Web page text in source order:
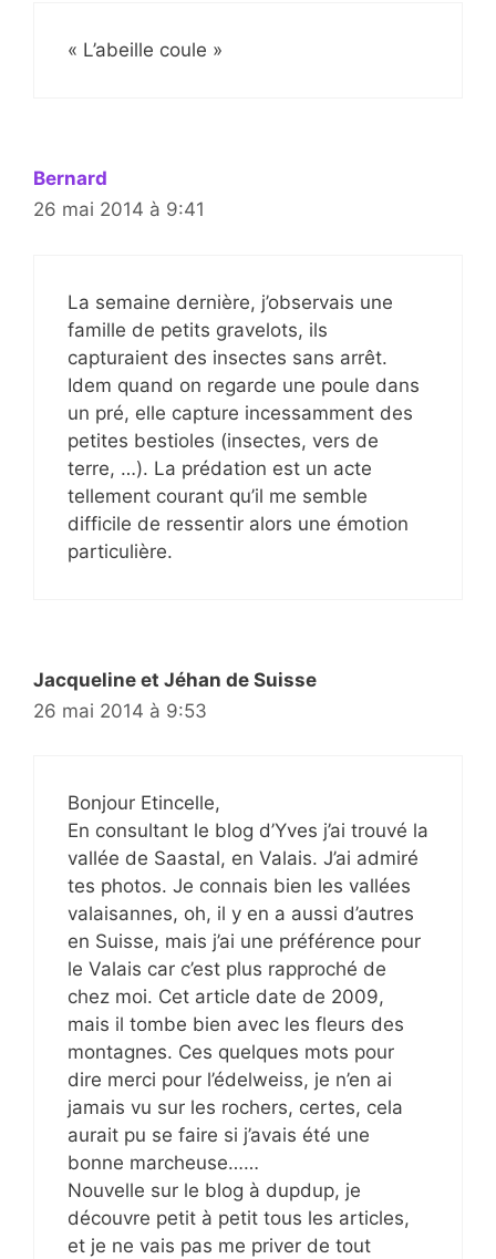
« L’abeille coule »
Bernard
26 mai 2014 à 9:41
La semaine dernière, j’observais une
famille de petits gravelots, ils
capturaient des insectes sans arrêt.
Idem quand on regarde une poule dans
un pré, elle capture incessamment des
petites bestioles (insectes, vers de
terre, …). La prédation est un acte
tellement courant qu’il me semble
difficile de ressentir alors une émotion
particulière.
Jacqueline et Jéhan de Suisse
26 mai 2014 à 9:53
Bonjour Etincelle,
En consultant le blog d’Yves j’ai trouvé la
vallée de Saastal, en Valais. J’ai admiré
tes photos. Je connais bien les vallées
valaisannes, oh, il y en a aussi d’autres
en Suisse, mais j’ai une préférence pour
le Valais car c’est plus rapproché de
chez moi. Cet article date de 2009,
mais il tombe bien avec les fleurs des
montagnes. Ces quelques mots pour
dire merci pour l’édelweiss, je n’en ai
jamais vu sur les rochers, certes, cela
aurait pu se faire si j’avais été une
bonne marcheuse……
Nouvelle sur le blog à dupdup, je
découvre petit à petit tous les articles,
et je ne vais pas me priver de tout